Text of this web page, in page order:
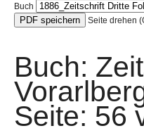
Buch
Seite drehen
Buch:
Seite: